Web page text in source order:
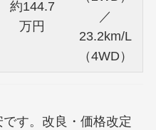
約144.7
万円
／
23.2km/L
（4WD）
す。改良・価格改定